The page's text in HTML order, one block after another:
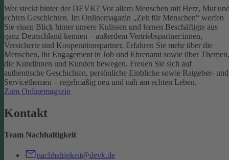
Wer steckt hinter der DEVK? Vor allem Menschen mit Herz, Mut
echten Geschichten. Im Onlinemagazin „Zeit für Menschen“ werfen
Sie einen Blick hinter unsere Kulissen und lernen Beschäftigte aus
ganz Deutschland kennen – außerdem Vertriebspartner:innen,
Versicherte und Kooperationspartner. Erfahren Sie mehr über die
Menschen, ihr Engagement in Job und Ehrenamt sowie über Themen,
die Kundinnen und Kunden bewegen. Freuen Sie sich auf
authentische Geschichten, persönliche Einblicke sowie Ratgeber- und
Servicethemen – regelmäßig neu und nah am echten Leben.
Zum Onlinemagazin
Kontakt
Team Nachhaltigkeit
nachhaltigkeit@devk.de